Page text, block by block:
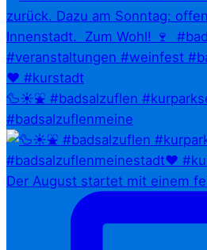
🦆☀️⛲ #badsalzuflen
#badsalzuflenmeine
Der August startet mit einem